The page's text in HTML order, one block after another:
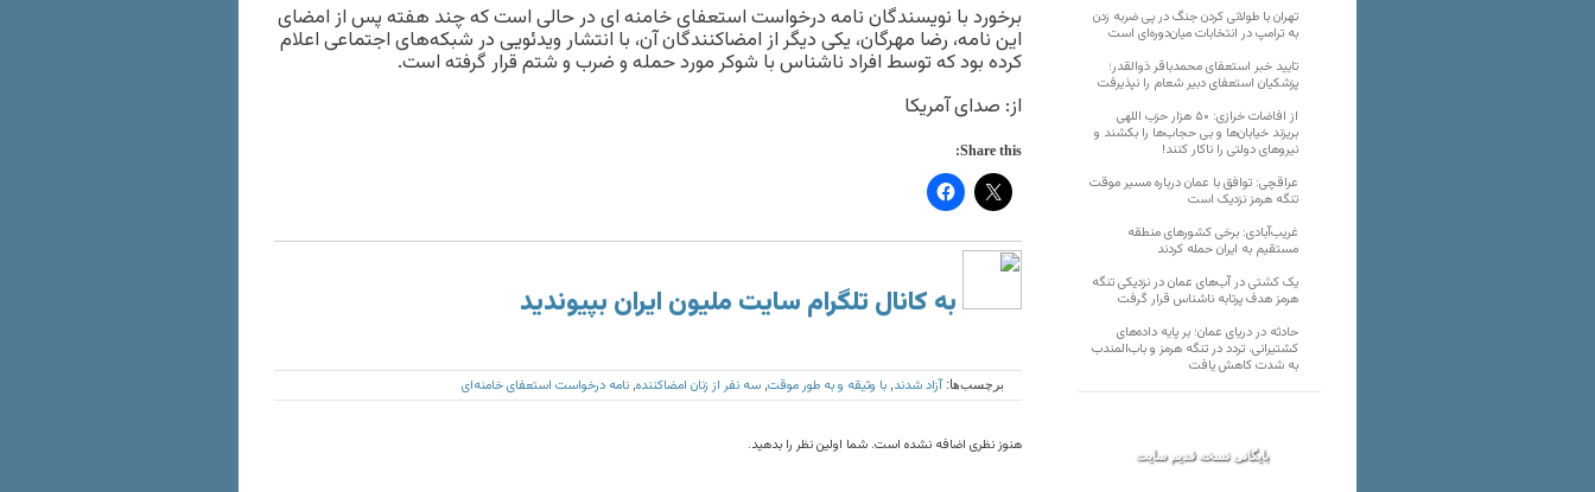
برخورد با نویسندگان نامه درخواست استعفای خامنه ای در حالی است که چند هفته پس از امضای
این نامه، رضا مهرگان، یکی دیگر از امضاکنندگان آن، با انتشار ویدئویی در شبکه‌های اجتماعی اعلام
کرده بود که توسط افراد ناشناس با شوکر مورد حمله و ضرب و شتم قرار گرفته است.
از: صدای آمریکا
Share this:
به کانال تلگرام سایت ملیون ایران بپیوندید
برچسب‌ها:آزاد شدند با وثیقه و به طور موقت سه نفر از زنان امضاکننده نامه درخواست استعفای خامنه‌ای
هنوز نظری اضافه نشده است. شما اولین نظر را بدهید.
تهران با طولانی کردن جنگ در پی ضربه زدن
به ترامپ در انتخابات میان‌دوره‌ای است
تایید خبر استعفای محمدباقر ذوالقدر؛
پزشکیان استعفای دبیر شعام را نپذیرفت
از افاضات خرازی: ۵۰ هزار حزب اللهی
بریزند خیابان‌ها و بی حجاب‌ها را بکشند و
نیرو‌های دولتی را ناکار کنند!
عراقچی: توافق با عمان درباره مسیر موقت
تنگه هرمز نزدیک است
غریب‌آبادی: برخی کشورهای منطقه
مستقیم به ایران حمله کردند
یک کشتی در آب‌های عمان در نزدیکی تنگه
هرمز هدف پرتابه ناشناس قرار گرفت
حادثه در دریای عمان؛ بر پایه داده‌های
کشتیرانی، تردد در تنگه هرمز و باب‌المندب
به شدت کاهش یافت
بایگانی نسخه قدیم سایت